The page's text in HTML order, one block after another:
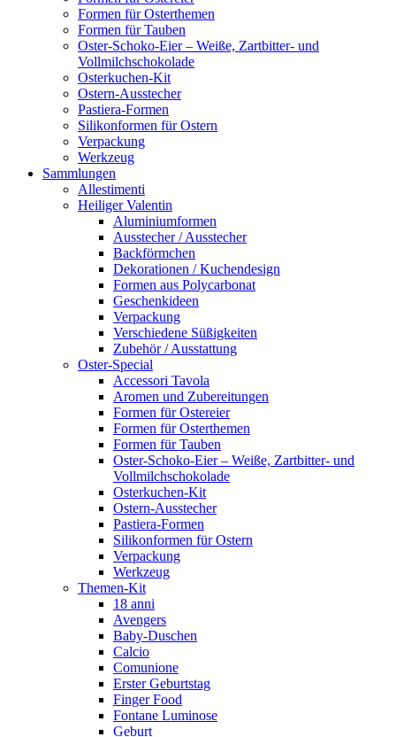
Formen für Osterthemen
Formen für Tauben
Oster-Schoko-Eier – Weiße, Zartbitter- und
Vollmilchschokolade
Osterkuchen-Kit
Ostern-Ausstecher
Pastiera-Formen
Silikonformen für Ostern
Verpackung
Werkzeug
Sammlungen
Allestimenti
Heiliger Valentin
Aluminiumformen
Ausstecher / Ausstecher
Backförmchen
Dekorationen / Kuchendesign
Formen aus Polycarbonat
Geschenkideen
Verpackung
Verschiedene Süßigkeiten
Zubehör / Ausstattung
Oster-Special
Accessori Tavola
Aromen und Zubereitungen
Formen für Ostereier
Formen für Osterthemen
Formen für Tauben
Oster-Schoko-Eier – Weiße, Zartbitter- und
Vollmilchschokolade
Osterkuchen-Kit
Ostern-Ausstecher
Pastiera-Formen
Silikonformen für Ostern
Verpackung
Werkzeug
Themen-Kit
18 anni
Avengers
Baby-Duschen
Calcio
Comunione
Erster Geburtstag
Finger Food
Fontane Luminose
Geburt